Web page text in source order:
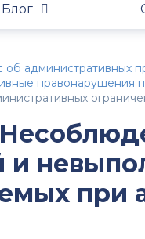
Блог
об административных
правонарушения
и
при